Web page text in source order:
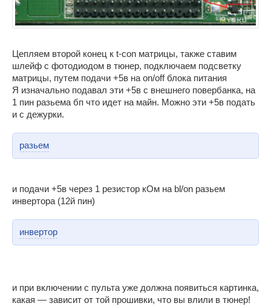
Цепляем второй конец к t-con матрицы, также ставим
шлейф с фотодиодом в тюнер, подключаем подсветку
матрицы, путем подачи +5в на on/off блока питания
Я изначально подавал эти +5в с внешнего повербанка, на
1 пин разьема бп что идет на майн. Можно эти +5в подать
и с дежурки.
разьем
и подачи +5в через 1 резистор кОм на bl/on разьем
инвертора (12й пин)
инвертор
и при включении с пульта уже должна появиться картинка,
какая — зависит от той прошивки, что вы влили в тюнер!